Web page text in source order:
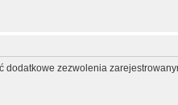
zezwolenia